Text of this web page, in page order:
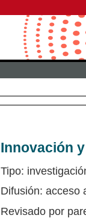
Innovación
Tipo:
Difusión: acceso
Revisado por